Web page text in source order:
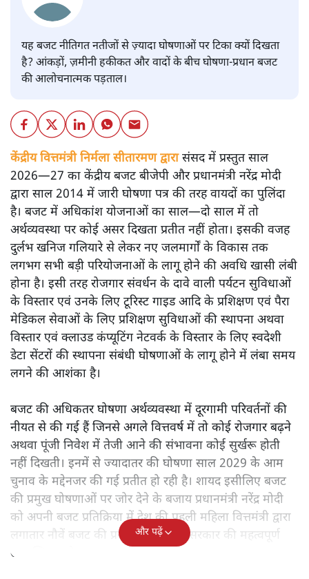
यह बजट नीतिगत नतीजों से ज़्यादा घोषणाओं पर टिका क्यों दिखता
है? आंकड़ों, ज़मीनी हकीकत और वादों के बीच घोषणा-प्रधान बजट
की आलोचनात्मक पड़ताल।
केंद्रीय वित्तमंत्री निर्मला सीतारमण द्वारासंसद में प्रस्तुत साल
2026—27 का केंद्रीय बजट बीजेपी और प्रधानमंत्री नरेंद्र मोदी
द्वारा साल 2014 में जारी घोषणा पत्र की तरह वायदों का पुलिंदा
है। बजट में अधिकांश योजनाओं का साल—दो साल में तो
अर्थव्यवस्था पर कोई असर दिखता प्रतीत नहीं होता। इसकी वजह
दुर्लभ खनिज गलियारे से लेकर नए जलमार्गों के विकास तक
लगभग सभी बड़ी परियोजनाओं के लागू होने की अवधि खासी लंबी
होना है। इसी तरह रोजगार संवर्धन के दावे वाली पर्यटन सुविधाओं
के विस्तार एवं उनके लिए टूरिस्ट गाइड आदि के प्रशिक्षण एवं पैरा
मेडिकल सेवाओं के लिए प्रशिक्षण सुविधाओं की स्थापना अथवा
विस्तार एवं क्लाउड कंप्यूटिंग नेटवर्क के विस्तार के लिए स्वदेशी
डेटा सेंटरों की स्थापना संबंधी घोषणाओं के लागू होने में लंबा समय
लगने की आशंका है।
बजट की अधिकतर घोषणा अर्थव्यवस्था में दूरगामी परिवर्तनों की
नीयत से की गई हैं जिनसे अगले वित्तवर्ष में तो कोई रोजगार बढ़ने
अथवा पूंजी निवेश में तेजी आने की संभावना कोई सुर्खरू होती
नहीं दिखती। इनमें से ज्यादातर की घोषणा साल 2029 के आम
चुनाव के मद्देनजर की गई प्रतीत हो रही है। शायद इसीलिए बजट
की प्रमुख घोषणाओं पर जोर देने के बजाय प्रधानमंत्री नरेंद्र मोदी
को अपनी बजट प्रतिक्रिया में देश की पहली महिला वित्तमंत्री द्वारा
लगातार नौवें बजट की प्रस्तुति को अपनी सरकार की महत्वपूर्ण
उपलब्धि बताने पर मजबूर होना पड़ा।
और पढ़ें